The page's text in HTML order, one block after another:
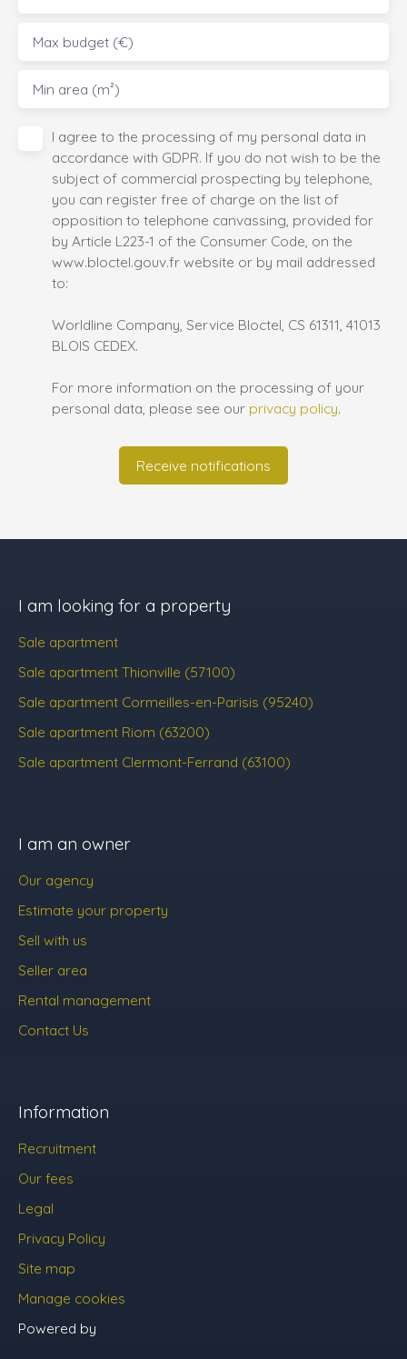
Max budget (€)
Min area (m²)
I agree to the processing of my personal data in
accordance with GDPR. If you do not wish to be the
subject of commercial prospecting by telephone,
you can register free of charge on the list of
opposition to telephone canvassing, provided for
by Article L223-1 of the Consumer Code, on the
www.bloctel.gouv.fr website or by mail addressed
to:
Worldline Company, Service Bloctel, CS 61311, 41013
BLOIS CEDEX.
For more information on the processing of your
personal data, please see our privacy policy.
Receive notifications
I am looking for a property
Sale apartment
Sale apartment Thionville (57100)
Sale apartment Cormeilles-en-Parisis (95240)
Sale apartment Riom (63200)
Sale apartment Clermont-Ferrand (63100)
I am an owner
Our agency
Estimate your property
Sell with us
Seller area
Rental management
Contact Us
Information
Recruitment
Our fees
Legal
Privacy Policy
Site map
Manage cookies
Powered by